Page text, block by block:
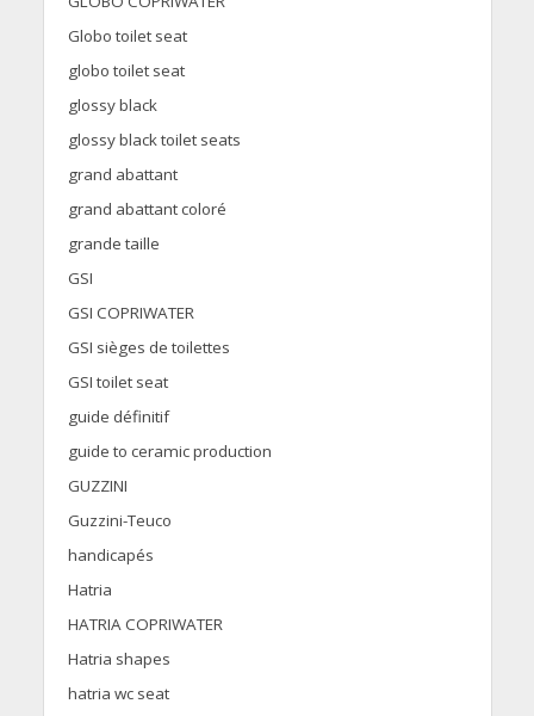
Globo toilet seat
globo toilet seat
glossy black
glossy black toilet seats
grand abattant
grand abattant coloré
grande taille
GSI
GSI COPRIWATER
GSI sièges de toilettes
GSI toilet seat
guide définitif
guide to ceramic production
GUZZINI
Guzzini-Teuco
handicapés
Hatria
HATRIA COPRIWATER
Hatria shapes
hatria wc seat